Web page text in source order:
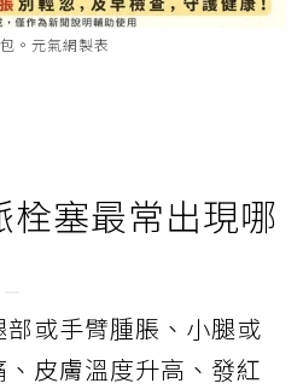
。元氣網製表
栓塞最常出現哪
或手臂腫脹、小腿或
皮膚溫度升高、發紅